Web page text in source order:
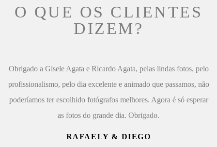
O QUE OS CLIENTES
DIZEM?
Obrigado a Gisele Agata e Ricardo Agata, pelas lindas fotos, pelo
profissionalismo, pelo dia excelente e animado que passamos, não
poderíamos ter escolhido fotógrafos melhores. Agora é só esperar
as fotos do grande dia. Obrigado.
RAFAELY & DIEGO